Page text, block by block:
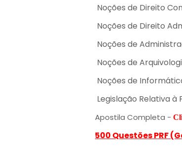
Noções de Direito
Noções de Direito
Noções de
Noções de
Noções de
Legislação Relativa à
Apostila Completa -
500 Questões PRF